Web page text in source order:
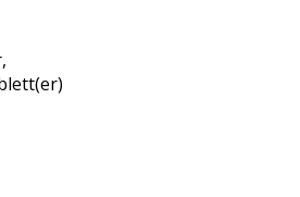
,